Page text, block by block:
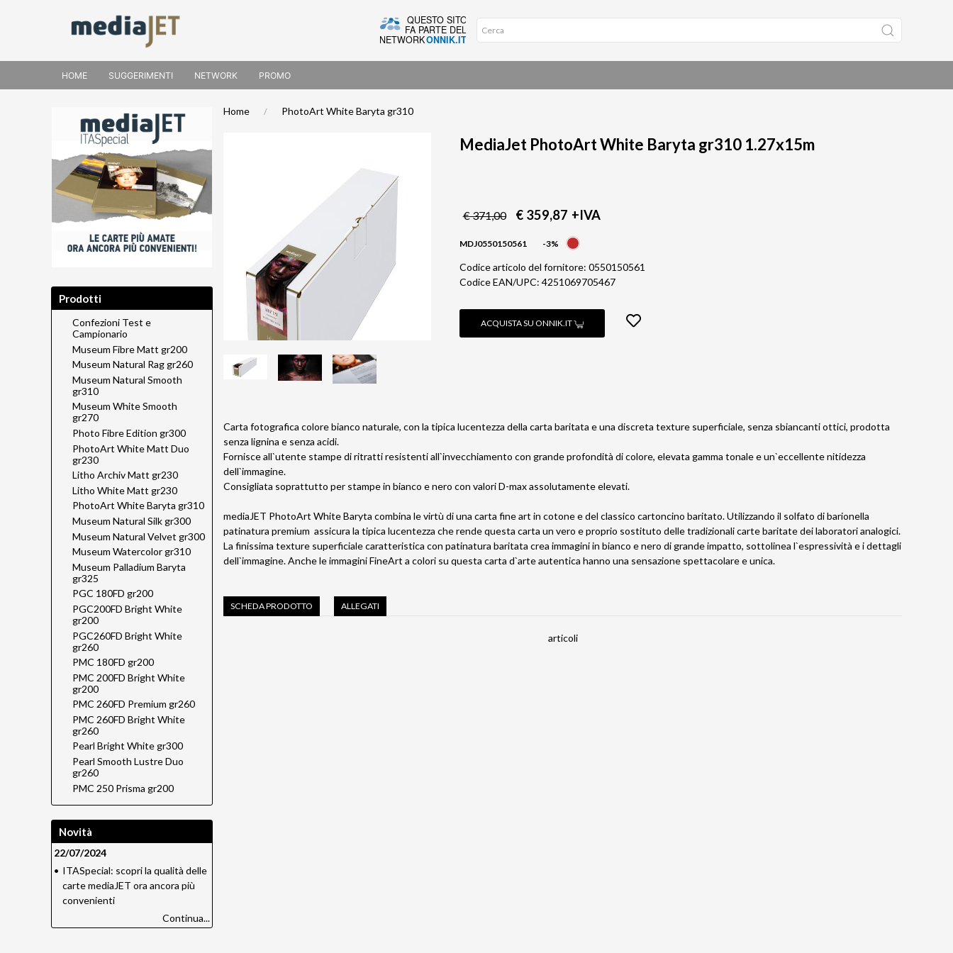
HOME SUGGERIMENTI NETWORK PROMO
Home PhotoArt White Baryta gr310
MediaJet PhotoArt White Baryta gr310 1.27x15m
€ 371,00 € 359,87 +IVA
MDJ0550150561 -3%
Codice articolo del fornitore: 0550150561
Codice EAN/UPC: 4251069705467
ACQUISTA SU ONNIK.IT
Carta fotografica colore bianco naturale, con la tipica lucentezza della carta baritata e una discreta texture superficiale, senza sbiancanti ottici, prodotta
senza lignina e senza acidi.
Fornisce all`utente stampe di ritratti resistenti all`invecchiamento con grande profondità di colore, elevata gamma tonale e un`eccellente nitidezza
dell`immagine.
Consigliata soprattutto per stampe in bianco e nero con valori D-max assolutamente elevati.
mediaJET PhotoArt White Baryta combina le virtù di una carta fine art in cotone e del classico cartoncino baritato. Utilizzando il solfato di barionella
patinatura premium assicura la tipica lucentezza che rende questa carta un vero e proprio sostituto delle tradizionali carte baritate dei laboratori analogici.
La finissima texture superficiale caratteristica con patinatura baritata crea immagini in bianco e nero di grande impatto, sottolinea l`espressività e i dettagli
dell`immagine. Anche le immagini FineArt a colori su questa carta d`arte autentica hanno una sensazione spettacolare e unica.
SCHEDA PRODOTTO ALLEGATI
articoli
Prodotti
Confezioni Test e
Campionario
Museum Fibre Matt gr200
Museum Natural Rag gr260
Museum Natural Smooth
gr310
Museum White Smooth
gr270
Photo Fibre Edition gr300
PhotoArt White Matt Duo
gr230
Litho Archiv Matt gr230
Litho White Matt gr230
PhotoArt White Baryta gr310
Museum Natural Silk gr300
Museum Natural Velvet gr300
Museum Watercolor gr310
Museum Palladium Baryta
gr325
PGC 180FD gr200
PGC200FD Bright White
gr200
PGC260FD Bright White
gr260
PMC 180FD gr200
PMC 200FD Bright White
gr200
PMC 260FD Premium gr260
PMC 260FD Bright White
gr260
Pearl Bright White gr300
Pearl Smooth Lustre Duo
gr260
PMC 250 Prisma gr200
Novità
22/07/2024
• ITASpecial: scopri la qualità delle
carte mediaJET ora ancora più
convenienti
Continua...